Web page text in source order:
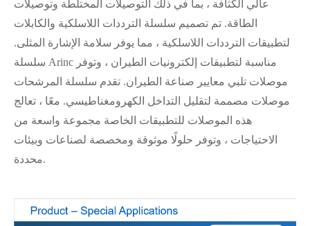
عالي الكثافة ، بما في ذلك التوصيلات المختلطة وتوصيلات
الطاقة. تم تصميم سلسلة الترددات اللاسلكية والكابلات
لتطبيقات الترددات اللاسلكية ، مما يوفر سلامة الإشارة المثلى.
سلسلة Arinc مناسبة لتطبيقات إلكترونيات الطيران ، وتوفر
موصلات تلبي معايير صناعة الطيران. تقدم سلسلة المرشحات
موصلات مصممة لتقليل التداخل الكهرومغناطيسي. معًا ، تعالج
هذه الموصلات للتطبيقات الخاصة مجموعة واسعة من
الاحتياجات ، وتوفر حلولًا موثوقة ومخصصة لصناعات وبيئات
محددة.